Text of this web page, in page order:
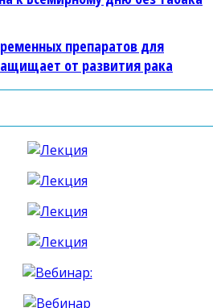
препаратов для
от развития рака